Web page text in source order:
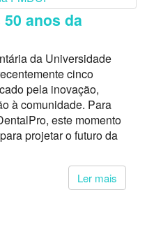
anos da
da Universidade
cinco
pela inovação,
à comunidade. Para
este momento
projetar o futuro da
Ler mais